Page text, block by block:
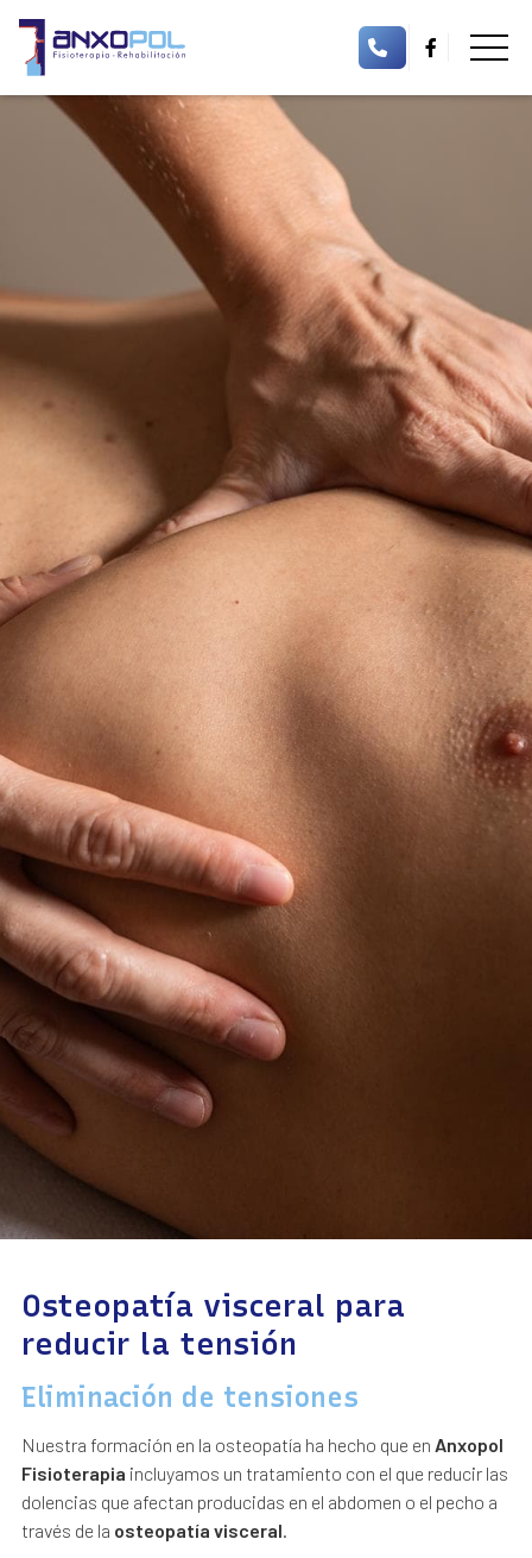
Osteopatía visceral para
reducir la tensión
Eliminación de tensiones
Nuestra formación en la osteopatía ha hecho que en Anxopol
Fisioterapia incluyamos un tratamiento con el que reducir las
dolencias que afectan producidas en el abdomen o el pecho a
través de la osteopatía visceral.